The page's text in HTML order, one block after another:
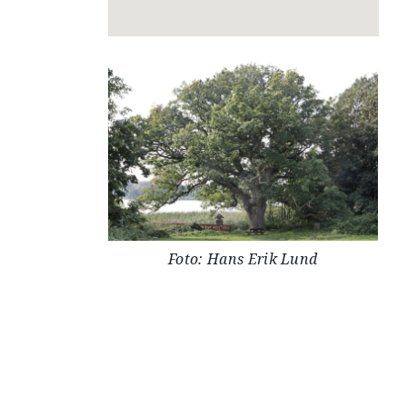
Foto: Hans Erik Lund